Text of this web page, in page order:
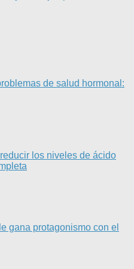
de salud hormonal:
los niveles de ácido
gana protagonismo con el